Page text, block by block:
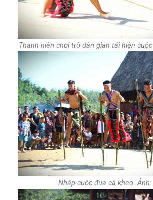
Thanh niên chơi trò dân gian tái hiện
Nhập cuộc đua cà kheo.